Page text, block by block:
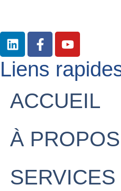
Liens
ACCUEIL
À PROPOS
SERVICES